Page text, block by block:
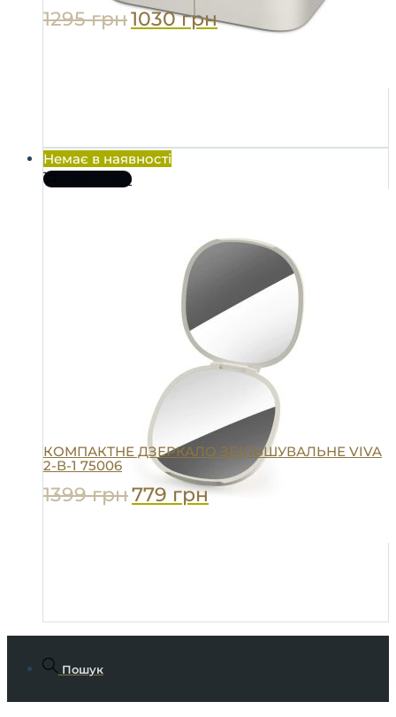
1295грн1030грн
Немає в наявності
Про товар
КОМПАКТНЕ ДЗЕРКАЛО ЗБІЛЬШУВАЛЬНЕ VIVA
2-В-1 75006
1399грн779 грн
Пошук